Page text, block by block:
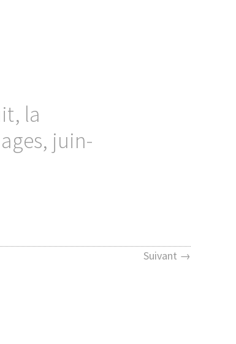
la
juin-
Suivant →